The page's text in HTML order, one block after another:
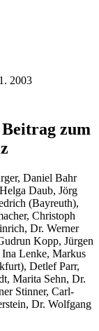
2003
zum
Daniel Bahr
Daub, Jörg
(Bayreuth),
Christoph
Dr. Werner
Kopp, Jürgen
Lenke, Markus
Detlef Parr,
Marita Sehn, Dr.
Stinner, Carl-
Dr. Wolfgang